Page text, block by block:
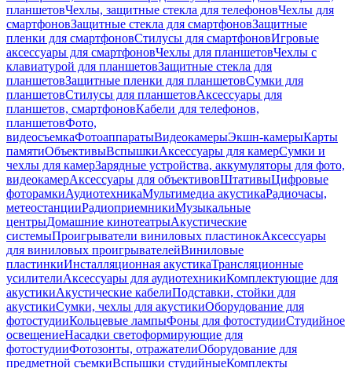
планшетовЧехлы, защитные стекла для телефоновЧехлы для
смартфоновЗащитные стекла для смартфоновЗащитные
пленки для смартфоновСтилусы для смартфоновИгровые
аксессуары для смартфоновЧехлы для планшетовЧехлы с
клавиатурой для планшетовЗащитные стекла для
планшетовЗащитные пленки для планшетовСумки для
планшетовСтилусы для планшетовАксессуары для
планшетов, смартфоновКабели для телефонов,
планшетовФото,
видеосъемкаФотоаппаратыВидеокамерыЭкшн-камерыКарты
памятиОбъективыВспышкиАксессуары для камерСумки и
чехлы для камерЗарядные устройства, аккумуляторы для фото,
видеокамерАксессуары для объективовШтативыЦифровые
фоторамкиАудиотехникаМультимедиа акустикаРадиочасы,
метеостанцииРадиоприемникиМузыкальные
центрыДомашние кинотеатрыАкустические
системыПроигрыватели виниловых пластинокАксессуары
для виниловых проигрывателейВиниловые
пластинкиИнсталляционная акустикаТрансляционные
усилителиАксессуары для аудиотехникиКомплектующие для
акустикиАкустические кабелиПодставки, стойки для
акустикиСумки, чехлы для акустикиОборудование для
фотостудииКольцевые лампыФоны для фотостудииСтудийное
освещениеНасадки светоформирующие для
фотостудииФотозонты, отражателиОборудование для
предметной съемкиВспышки студийныеКомплекты